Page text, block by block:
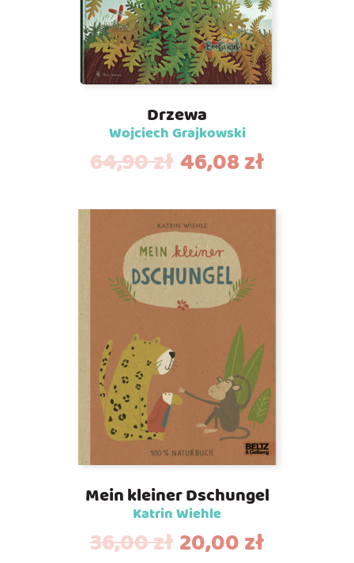
Drzewa
Wojciech Grajkowski
64,90zł 46,08zł
Mein kleiner Dschungel
Katrin Wiehle
36,00zł 20,00zł